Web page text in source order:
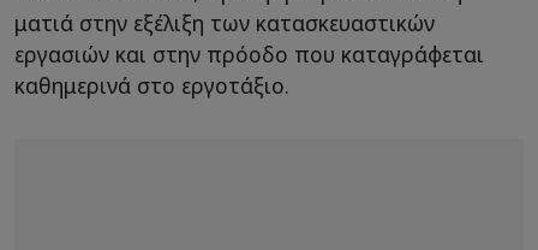
ματιά στην εξέλιξη των κατασκευαστικών
εργασιών και στην πρόοδο που καταγράφεται
καθημερινά στο εργοτάξιο.